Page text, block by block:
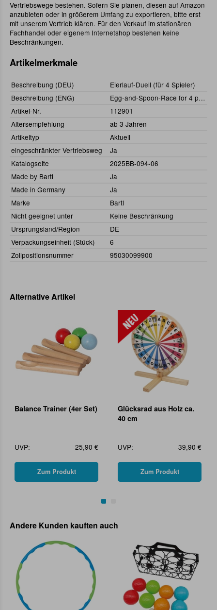
Vertriebswege bestehen. Sofern Sie planen, diesen auf Amazon
anzubieten oder in größerem Umfang zu exportieren, bitte erst
mit unserem Vertrieb klären. Für den Verkauf im stationären
Fachhandel oder eigenem Internetshop bestehen keine
Beschränkungen.
Artikelmerkmale
Beschreibung (DEU)
Eierlauf-Duell (für 4 Spieler)
Beschreibung (ENG)
Egg-and-Spoon-Race for 4 players
Artikel-Nr.
112901
Altersempfehlung
ab 3 Jahren
Artikeltyp
Aktuell
eingeschränkter Vertriebsweg
Ja
Katalogseite
2025BB-094-06
Made by Bartl
Ja
Made in Germany
Ja
Marke
Bartl
Nicht geeignet unter
Keine Beschränkung
Ursprungsland/Region
DE
Verpackungseinheit (Stück)
6
Zollpositionsnummer
95030099900
Alternative Artikel
Balance Trainer (4er Set)
UVP: 25,90 €
Zum Produkt
Glücksrad aus Holz ca.
40 cm
UVP: 39,90 €
Zum Produkt
Andere Kunden kauften auch